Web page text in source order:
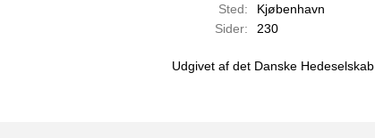
Sted:
Kjøbenhavn
Sider:
230
Udgivet af det Danske Hedeselskab